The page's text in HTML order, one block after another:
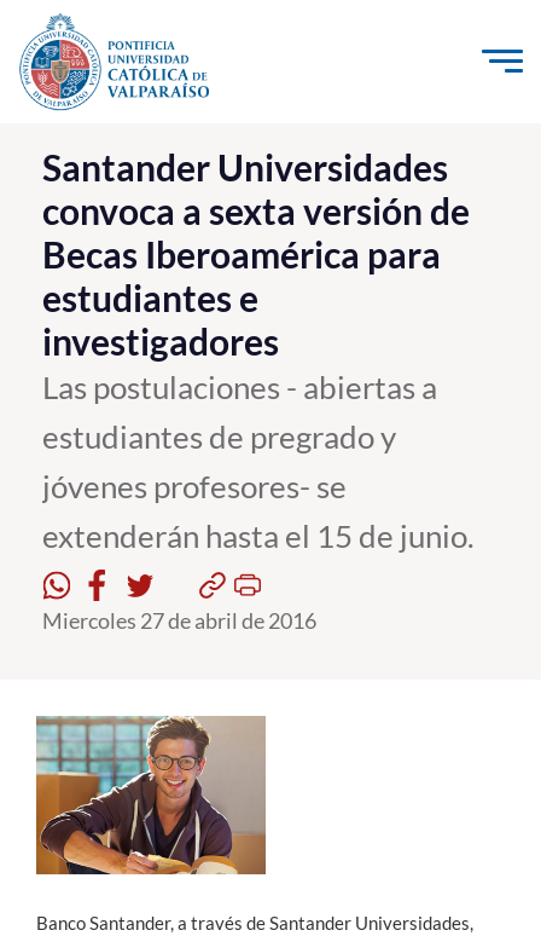
Click acá para ir directamente al contenido
La Universidad
Investigación, Creación e Innovación
PUCV Internacional
Vinculación con el Medio
Admisión
Pregrado
Postgrado
Formación Continua
Estudiantes
Alumni
English
Santander Universidades
convoca a sexta versión de
Becas Iberoamérica para
estudiantes e
investigadores
Las postulaciones - abiertas a
estudiantes de pregrado y
jóvenes profesores- se
extenderán hasta el 15 de junio.
Miercoles 27 de abril de 2016
Banco Santander, a través de Santander Universidades,